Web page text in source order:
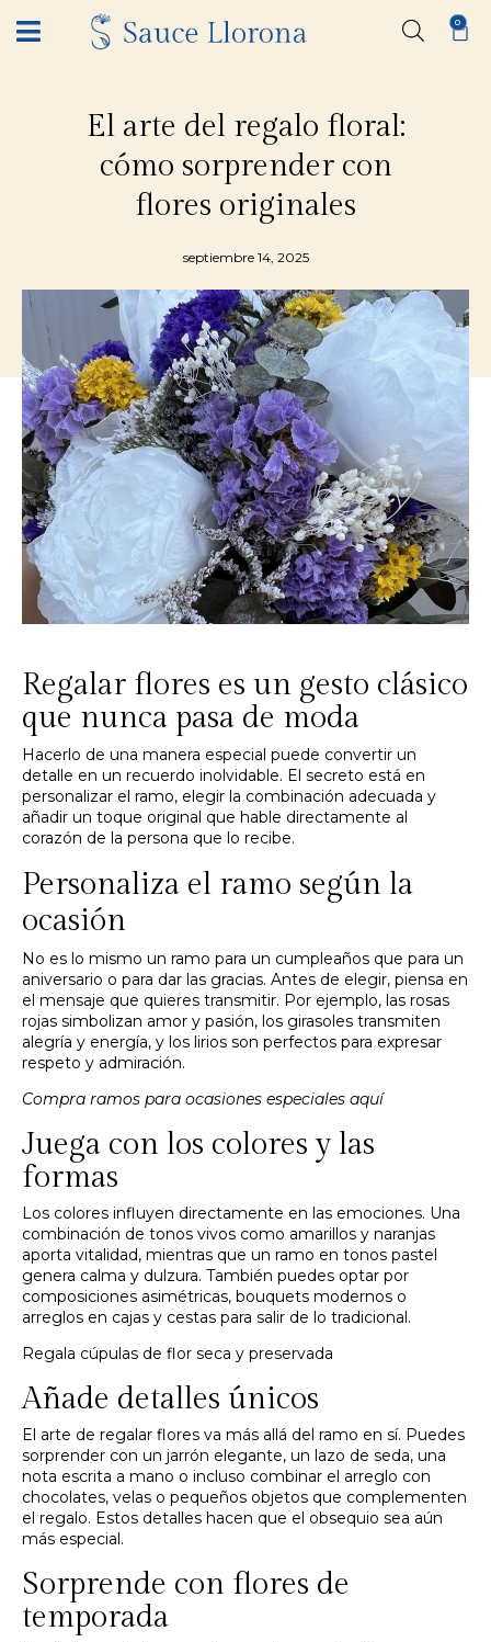
0
El arte del regalo floral:
cómo sorprender con
flores originales
septiembre 14, 2025
Regalar flores es un gesto clásico
que nunca pasa de moda
Hacerlo de una manera especial puede convertir un
detalle en un recuerdo inolvidable. El secreto está en
personalizar el ramo, elegir la combinación adecuada y
añadir un toque original que hable directamente al
corazón de la persona que lo recibe.
Personaliza el ramo según la
ocasión
No es lo mismo un ramo para un cumpleaños que para un
aniversario o para dar las gracias. Antes de elegir, piensa en
el mensaje que quieres transmitir. Por ejemplo, las rosas
rojas simbolizan amor y pasión, los girasoles transmiten
alegría y energía, y los lirios son perfectos para expresar
respeto y admiración.
Compra ramos para ocasiones especiales aquí
Juega con los colores y las
formas
Los colores influyen directamente en las emociones. Una
combinación de tonos vivos como amarillos y naranjas
aporta vitalidad, mientras que un ramo en tonos pastel
genera calma y dulzura. También puedes optar por
composiciones asimétricas, bouquets modernos o
arreglos en cajas y cestas para salir de lo tradicional.
Regala cúpulas de flor seca y preservada
Añade detalles únicos
El arte de regalar flores va más allá del ramo en sí. Puedes
sorprender con un jarrón elegante, un lazo de seda, una
nota escrita a mano o incluso combinar el arreglo con
chocolates, velas o pequeños objetos que complementen
el regalo. Estos detalles hacen que el obsequio sea aún
más especial.
Sorprende con flores de
temporada